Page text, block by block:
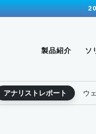
製品紹介 ソ
アナリストレポート ウ